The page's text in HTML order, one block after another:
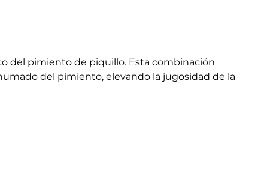
del pimiento de piquillo. Esta combinación
del pimiento, elevando la jugosidad de la